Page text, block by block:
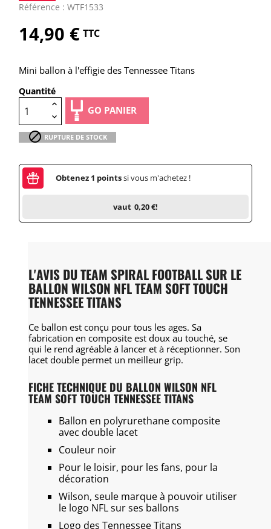
Référence : WTF1533
14,90 € TTC
Mini ballon à l'effigie des Tennessee Titans
Quantité
GO PANIER
 RUPTURE DE STOCK
Obtenez 1 pointssi vous m'achetez !
vaut 0,20 €!
L'AVIS DU TEAM SPIRAL FOOTBALL SUR LE
BALLON WILSON NFL TEAM SOFT TOUCH
TENNESSEE TITANS
Ce ballon est conçu pour tous les ages. Sa
fabrication en composite est doux au touché, se
qui le rend agréable à lancer et à réceptionner. Son
lacet double permet un meilleur grip.
FICHE TECHNIQUE DU BALLON WILSON NFL
TEAM SOFT TOUCH TENNESSEE TITANS
Ballon en polyrurethane composite
avec double lacet
Couleur noir
Pour le loisir, pour les fans, pour la
décoration
Wilson, seule marque à pouvoir utiliser
le logo NFL sur ses ballons
Logo des Tennessee Titans